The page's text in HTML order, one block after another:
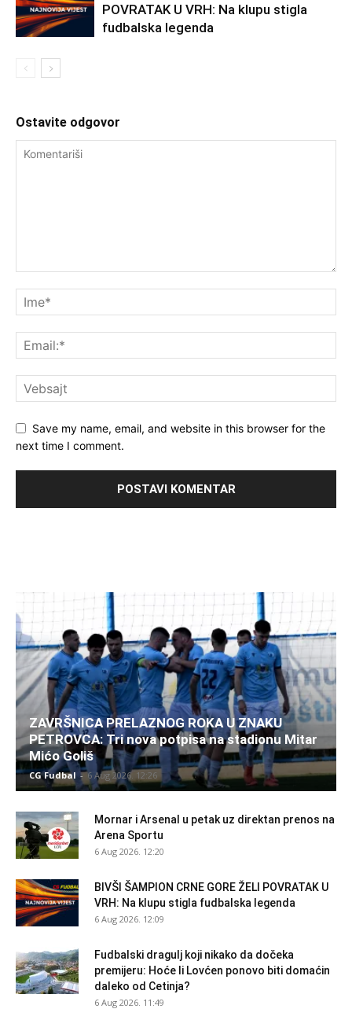
POVRATAK U VRH: Na klupu stigla
fudbalska legenda
Ostavite odgovor
Save my name, email, and website in this browser for the
next time I comment.
ZAVRŠNICA PRELAZNOG ROKA U ZNAKU
PETROVCA: Tri nova potpisa na stadionu Mitar
Mićo Goliš
CG Fudbal - 6 Aug 2026. 12:26
Mornar i Arsenal u petak uz direktan prenos na
Arena Sportu
6 Aug 2026. 12:20
BIVŠI ŠAMPION CRNE GORE ŽELI POVRATAK U
VRH: Na klupu stigla fudbalska legenda
6 Aug 2026. 12:09
Fudbalski dragulj koji nikako da dočeka
premijeru: Hoće li Lovćen ponovo biti domaćin
daleko od Cetinja?
6 Aug 2026. 11:49